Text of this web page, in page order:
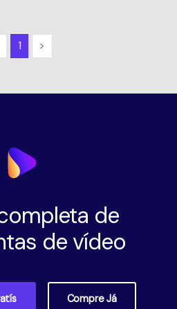
1 >
de
de vídeo
Compre Já